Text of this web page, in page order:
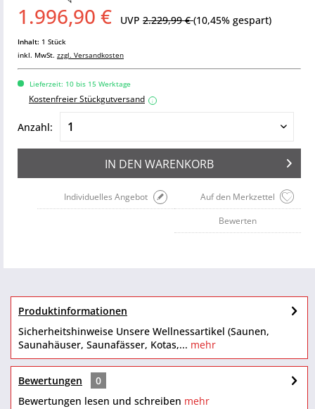
1.996,90 € UVP 2.229,99 €(10,45% gespart)
Inhalt: 1 Stück
inkl. MwSt. zzgl. Versandkosten
Lieferzeit: 10 bis 15 Werktage
Kostenfreier Stückgutversand i
Anzahl:
IN DEN WARENKORB
Auf den Merkzettel
Individuelles Angebot
Bewerten
Produktinformationen
Sicherheitshinweise Unsere Wellnessartikel (Saunen,
Saunahäuser, Saunafässer, Kotas,... mehr
Bewertungen
0
Bewertungen lesen und schreiben mehr